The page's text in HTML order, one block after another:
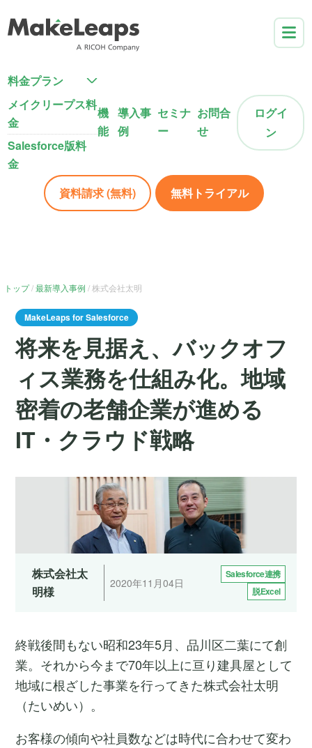
料金プラン
メイクリープス料
金
Salesforce版料
金
機
能
導入事
例
セミナ
ー
お問合
せ
ログイ
ン
資料請求 (無料) 無料トライアル
トップ 最新導入事例 株式会社太明
MakeLeaps for Salesforce
将来を見据え、バックオフ
ィス業務を仕組み化。地域
密着の老舗企業が進める
IT・クラウド戦略
株式会社太
明様
2020年11月04日
Salesforce連携
脱Excel
終戦後間もない昭和23年5月、品川区二葉にて創
業。それから今まで70年以上に亘り建具屋として
地域に根ざした事業を行ってきた株式会社太明
（たいめい）。
お客様の傾向や社員数などは時代に合わせて変わ